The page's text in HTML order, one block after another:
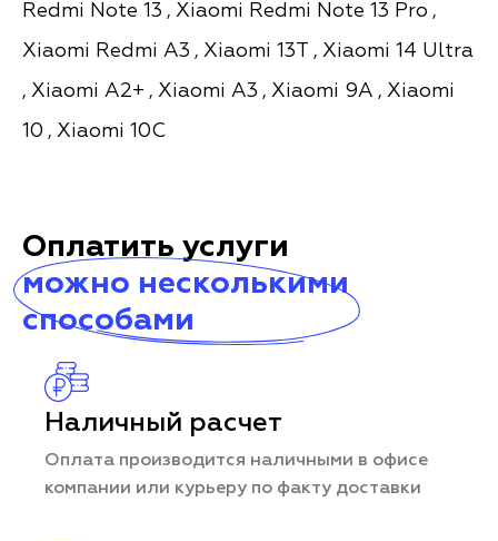
Redmi Note 13 , Xiaomi Redmi Note 13 Pro ,
Xiaomi Redmi A3 , Xiaomi 13T , Xiaomi 14 Ultra
, Xiaomi A2+ , Xiaomi A3 , Xiaomi 9A , Xiaomi
10 , Xiaomi 10C
Оплатить услуги
можно несколькими
способами
Наличный расчет
Оплата производится наличными в офисе
компании или курьеру по факту доставки